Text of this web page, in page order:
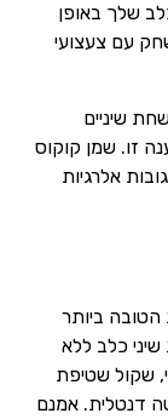
שלך באופן
עם צעצועי
שיניים
זו. שמן קוקוס
אלרגיות
ביותר
שיני כלב ללא
שקול שטיפת
דנטלית. אמנם